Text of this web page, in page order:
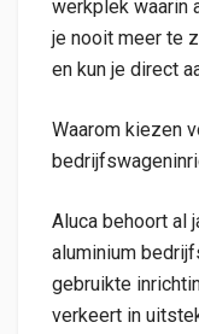
werkplek waarin
je nooit meer te
en kun je direct
Waarom kiezen
Aluca behoort al
aluminium
gebruikte
verkeert in